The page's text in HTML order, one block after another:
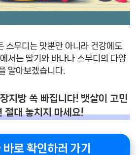
스무디는 맛뿐만 아니라 건강에도
서는 딸기와 바나나 스무디의 다양
알아보겠습니다.
지방 쏙 빠집니다! 뱃살이 고민
절대 놓치지 마세요!
바로 확인하러 가기